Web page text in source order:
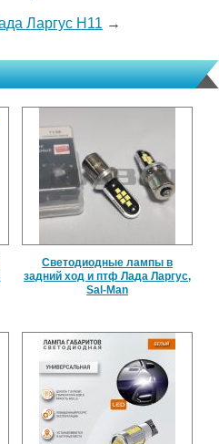
Ларгус H11 →
Светодиодные лампы в
задний ход и птф Лада Ларгус,
Sal-Man